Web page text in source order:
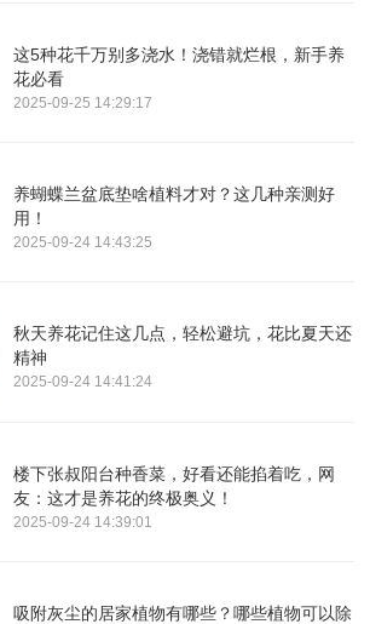
这5种花千万别多浇水！浇错就烂根，新手养
花必看
2025-09-25 14:29:17
养蝴蝶兰盆底垫啥植料才对？这几种亲测好
用！
2025-09-24 14:43:25
秋天养花记住这几点，轻松避坑，花比夏天还
精神
2025-09-24 14:41:24
楼下张叔阳台种香菜，好看还能掐着吃，网
友：这才是养花的终极奥义！
2025-09-24 14:39:01
吸附灰尘的居家植物有哪些？哪些植物可以除